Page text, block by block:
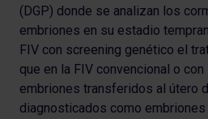
(DGP) donde se analizan los
embriones en su estadio
FIV con screening genético el
que en la FIV convencional o
embriones transferidos al útero
diagnosticados como